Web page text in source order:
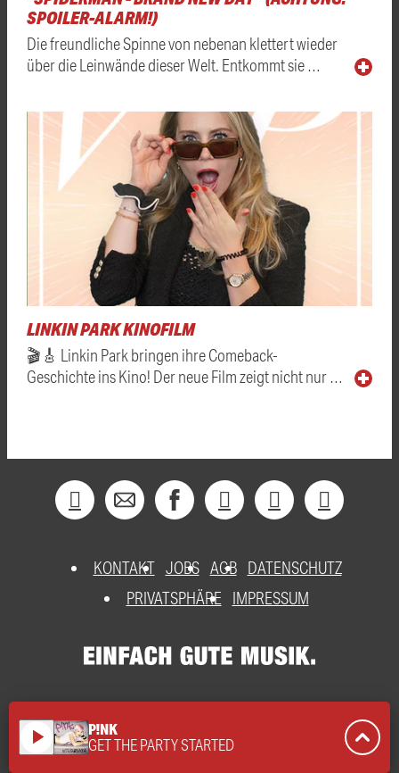
SPOILER-ALARM!)
Die freundliche Spinne von nebenan klettert wieder
über die Leinwände dieser Welt. Entkommt sie …
LINKIN PARK KINOFILM
🎬🎸 Linkin Park bringen ihre Comeback-
Geschichte ins Kino! Der neue Film zeigt nicht nur …
KONTAKT JOBS AGB DATENSCHUTZ
PRIVATSPHÄRE
IMPRESSUM
play_arrow P!NK
GET THE PARTY STARTED